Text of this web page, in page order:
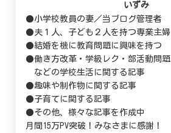
いずみ
●小学校教員の妻／当ブログ管理者
●夫１人、子ども２人を持つ専業主婦
●結婚を機に教育問題に興味を持つ
●働き方改革・学級レク・部活動問題
などの学校生活に関する記事
●趣味や制作物に関する記事
●子育てに関する記事
●その他、様々な記事を作成中
月間15万PV突破！みなさまに感謝！